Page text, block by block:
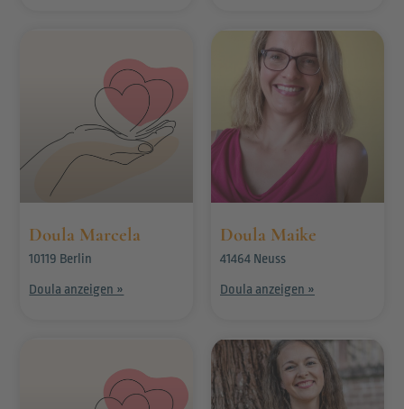
Doula Marcela
10119 Berlin
Doula anzeigen »
Doula Maike
41464 Neuss
Doula anzeigen »